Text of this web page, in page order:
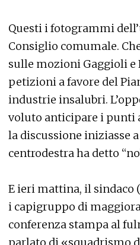
Questi i fotogrammi
Consiglio comumale.
sulle mozioni Gaggioli e
petizioni a favore del
industrie insalubri.
voluto anticipare i punti
la discussione iniziasse
centrodestra ha detto
E ieri mattina, il sindaco
i capigruppo di
conferenza stampa al
parlato di «squadrismo